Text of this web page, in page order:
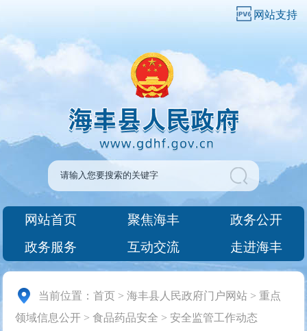
网站支持
网站首页 聚焦海丰
政务公开
政务服务
互动交流 走进海丰
当前位置：首页 >海丰县人民政府门户网站 >重点
领域信息公开 >食品药品安全 >安全监管工作动态